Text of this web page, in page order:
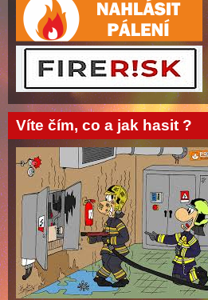
Víte čím, co a jak hasit ?